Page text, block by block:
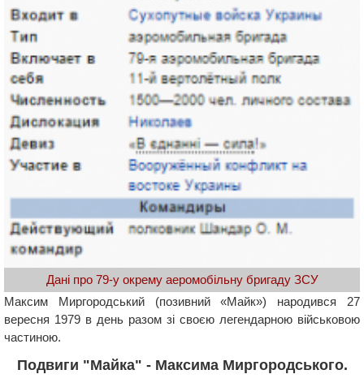
Дані про 79-у окрему аеромобільну бригаду ЗСУ
Максим Миргородський (позивний «Майк») народився 27
вересня 1979 в день разом зі своєю легендарною військовою
частиною.
Подвиги "Майка" - Максима Миргородського.